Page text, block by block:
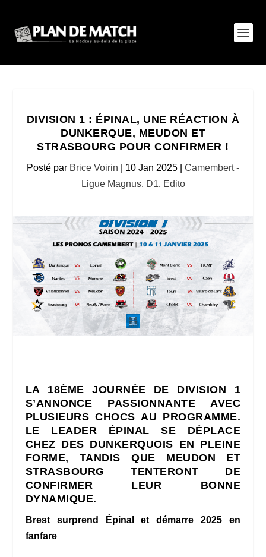
DIVISION 1 : ÉPINAL, UNE RÉACTION À
DUNKERQUE, MEUDON ET
STRASBOURG POUR CONFIRMER !
Posté par Brice Voirin 10 Jan 2025
Camembert -
Ligue Magnus, D1, Edito
LA 18ÈME JOURNÉE DE DIVISION 1
S’ANNONCE PASSIONNANTE AVEC
PLUSIEURS CHOCS AU PROGRAMME.
LE LEADER ÉPINAL SE DÉPLACE
CHEZ DES DUNKERQUOIS EN PLEINE
FORME, TANDIS QUE MEUDON ET
STRASBOURG TENTERONT DE
CONFIRMER LEUR BONNE
DYNAMIQUE.
Brest surprend Épinal et démarre 2025 en
fanfare